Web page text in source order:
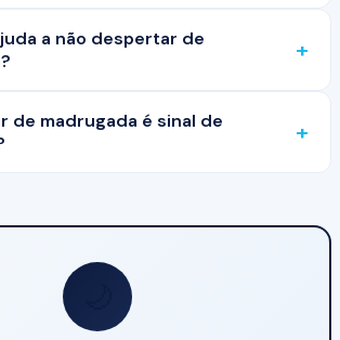
a não despertar de
+
de madrugada é sinal de
+